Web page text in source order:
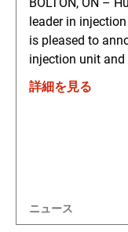
BOLTON, ON –
leader in
is pleased to
injection unit
詳細を見る
ニュース